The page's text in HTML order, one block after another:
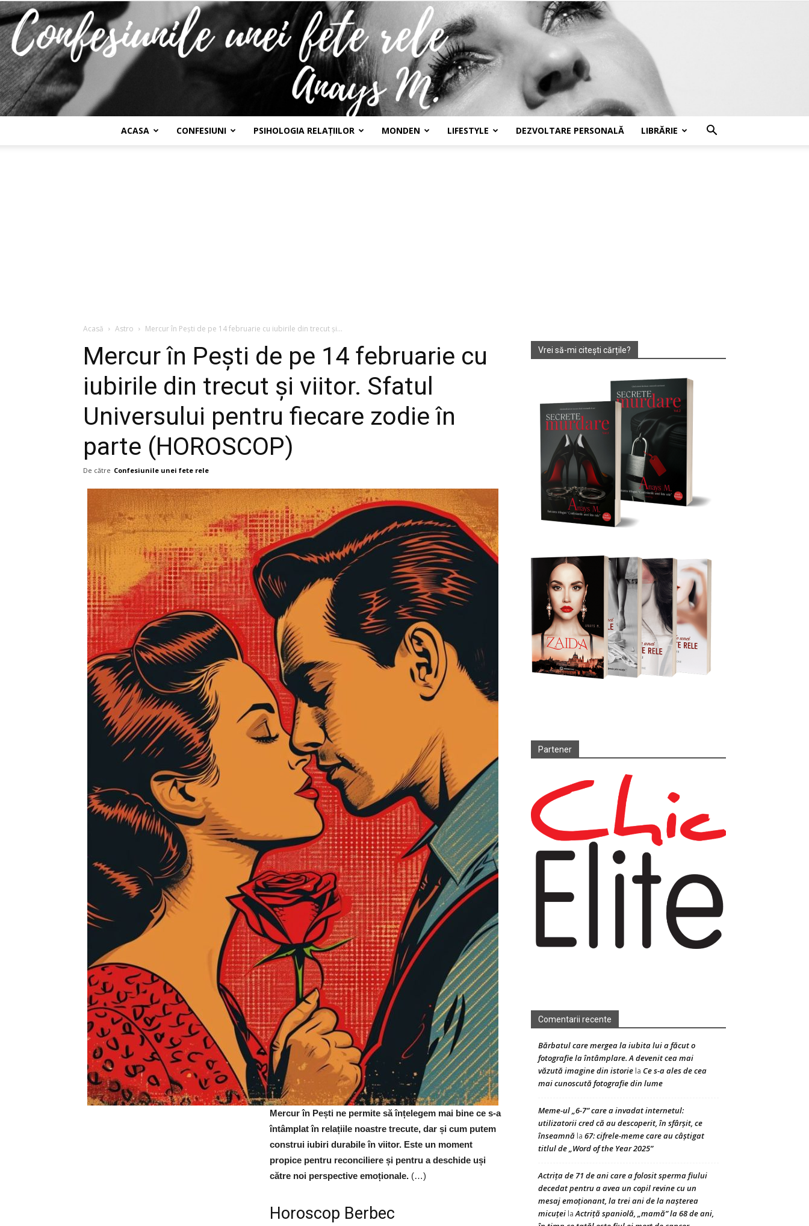
rele
ACASA CONFESIUNI PSIHOLOGIA RELAȚIILOR MONDEN LIFESTYLE DEZVOLTARE PERSONALĂ LIBRĂRIE
Acasă Astro Mercur în Pești de pe 14 februarie cu iubirile din trecut și...
Mercur în Pești de pe 14 februarie cu
iubirile din trecut și viitor. Sfatul
Universului pentru fiecare zodie în
parte (HOROSCOP)
De către Confesiunile unei fete rele
Mercur în Pești ne permite să înțelegem mai bine ce s-a
întâmplat în relațiile noastre trecute, dar și cum putem
construi iubiri durabile în viitor. Este un moment
propice pentru reconciliere și pentru a deschide uși
către noi perspective emoționale. (…)
Horoscop Berbec
Vrei să-mi citești cărțile?
Partener
Comentarii recente
Bărbatul care mergea la iubita lui a făcut o
fotografie la întâmplare. A devenit cea mai
văzută imagine din istorie la Ce s-a ales de cea
mai cunoscută fotografie din lume
Meme-ul „6-7” care a invadat internetul:
utilizatorii cred că au descoperit, în sfârșit, ce
înseamnă la 67: cifrele-meme care au câștigat
titlul de „Word of the Year 2025”
Actrița de 71 de ani care a folosit sperma fiului
decedat pentru a avea un copil revine cu un
mesaj emoționant, la trei ani de la nașterea
micuței laActriță spaniolă, „mamă” la 68 de ani,